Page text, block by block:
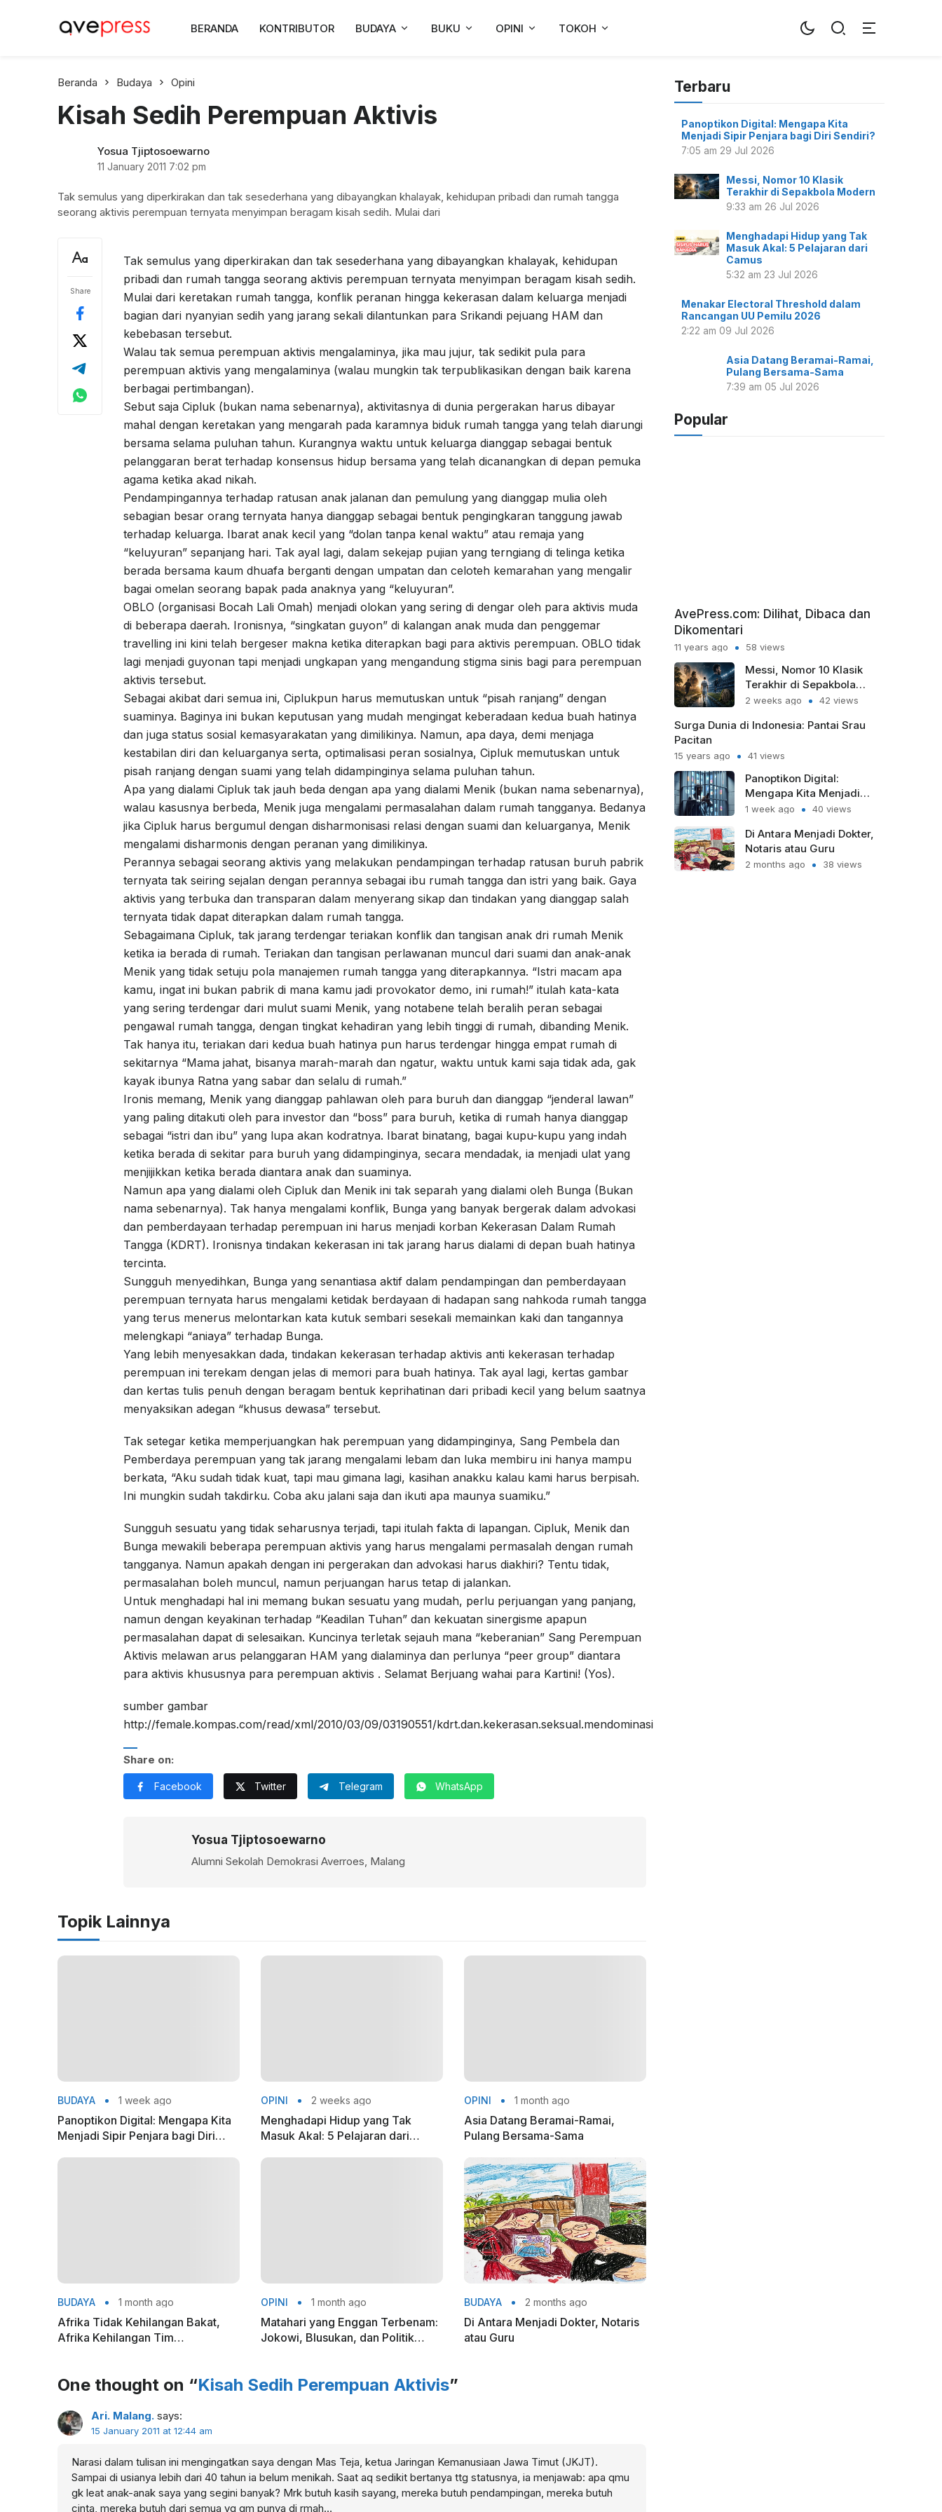
AvePress.com
Belajar dari Komentar
BERANDA KONTRIBUTOR BUDAYA BUKU OPINI TOKOH
Beranda Budaya Opini
Kisah Sedih Perempuan Aktivis
Yosua Tjiptosoewarno
11 January 2011 7:02 pm
Tak semulus yang diperkirakan dan tak sesederhana yang dibayangkan khalayak, kehidupan pribadi dan rumah tangga
seorang aktivis perempuan ternyata menyimpan beragam kisah sedih. Mulai dari
Share
Tak semulus yang diperkirakan dan tak sesederhana yang dibayangkan khalayak, kehidupan
pribadi dan rumah tangga seorang aktivis perempuan ternyata menyimpan beragam kisah sedih.
Mulai dari keretakan rumah tangga, konflik peranan hingga kekerasan dalam keluarga menjadi
bagian dari nyanyian sedih yang jarang sekali dilantunkan para Srikandi pejuang HAM dan
kebebasan tersebut.
Walau tak semua perempuan aktivis mengalaminya, jika mau jujur, tak sedikit pula para
perempuan aktivis yang mengalaminya (walau mungkin tak terpublikasikan dengan baik karena
berbagai pertimbangan).
Sebut saja Cipluk (bukan nama sebenarnya), aktivitasnya di dunia pergerakan harus dibayar
mahal dengan keretakan yang mengarah pada karamnya biduk rumah tangga yang telah diarungi
bersama selama puluhan tahun. Kurangnya waktu untuk keluarga dianggap sebagai bentuk
pelanggaran berat terhadap konsensus hidup bersama yang telah dicanangkan di depan pemuka
agama ketika akad nikah.
Pendampingannya terhadap ratusan anak jalanan dan pemulung yang dianggap mulia oleh
sebagian besar orang ternyata hanya dianggap sebagai bentuk pengingkaran tanggung jawab
terhadap keluarga. Ibarat anak kecil yang “dolan tanpa kenal waktu” atau remaja yang
“keluyuran” sepanjang hari. Tak ayal lagi, dalam sekejap pujian yang terngiang di telinga ketika
berada bersama kaum dhuafa berganti dengan umpatan dan celoteh kemarahan yang mengalir
bagai omelan seorang bapak pada anaknya yang “keluyuran”.
OBLO (organisasi Bocah Lali Omah) menjadi olokan yang sering di dengar oleh para aktivis muda
di beberapa daerah. Ironisnya, “singkatan guyon” di kalangan anak muda dan penggemar
travelling ini kini telah bergeser makna ketika diterapkan bagi para aktivis perempuan. OBLO tidak
lagi menjadi guyonan tapi menjadi ungkapan yang mengandung stigma sinis bagi para perempuan
aktivis tersebut.
Sebagai akibat dari semua ini, Ciplukpun harus memutuskan untuk “pisah ranjang” dengan
suaminya. Baginya ini bukan keputusan yang mudah mengingat keberadaan kedua buah hatinya
dan juga status sosial kemasyarakatan yang dimilikinya. Namun, apa daya, demi menjaga
kestabilan diri dan keluarganya serta, optimalisasi peran sosialnya, Cipluk memutuskan untuk
pisah ranjang dengan suami yang telah didampinginya selama puluhan tahun.
Apa yang dialami Cipluk tak jauh beda dengan apa yang dialami Menik (bukan nama sebenarnya),
walau kasusnya berbeda, Menik juga mengalami permasalahan dalam rumah tangganya. Bedanya
jika Cipluk harus bergumul dengan disharmonisasi relasi dengan suami dan keluarganya, Menik
mengalami disharmonis dengan peranan yang dimilikinya.
Perannya sebagai seorang aktivis yang melakukan pendampingan terhadap ratusan buruh pabrik
ternyata tak seiring sejalan dengan perannya sebagai ibu rumah tangga dan istri yang baik. Gaya
aktivis yang terbuka dan transparan dalam menyerang sikap dan tindakan yang dianggap salah
ternyata tidak dapat diterapkan dalam rumah tangga.
Sebagaimana Cipluk, tak jarang terdengar teriakan konflik dan tangisan anak dri rumah Menik
ketika ia berada di rumah. Teriakan dan tangisan perlawanan muncul dari suami dan anak-anak
Menik yang tidak setuju pola manajemen rumah tangga yang diterapkannya. “Istri macam apa
kamu, ingat ini bukan pabrik di mana kamu jadi provokator demo, ini rumah!” itulah kata-kata
yang sering terdengar dari mulut suami Menik, yang notabene telah beralih peran sebagai
pengawal rumah tangga, dengan tingkat kehadiran yang lebih tinggi di rumah, dibanding Menik.
Tak hanya itu, teriakan dari kedua buah hatinya pun harus terdengar hingga empat rumah di
sekitarnya “Mama jahat, bisanya marah-marah dan ngatur, waktu untuk kami saja tidak ada, gak
kayak ibunya Ratna yang sabar dan selalu di rumah.”
Ironis memang, Menik yang dianggap pahlawan oleh para buruh dan dianggap “jenderal lawan”
yang paling ditakuti oleh para investor dan “boss” para buruh, ketika di rumah hanya dianggap
sebagai “istri dan ibu” yang lupa akan kodratnya. Ibarat binatang, bagai kupu-kupu yang indah
ketika berada di sekitar para buruh yang didampinginya, secara mendadak, ia menjadi ulat yang
menjijikkan ketika berada diantara anak dan suaminya.
Namun apa yang dialami oleh Cipluk dan Menik ini tak separah yang dialami oleh Bunga (Bukan
nama sebenarnya). Tak hanya mengalami konflik, Bunga yang banyak bergerak dalam advokasi
dan pemberdayaan terhadap perempuan ini harus menjadi korban Kekerasan Dalam Rumah
Tangga (KDRT). Ironisnya tindakan kekerasan ini tak jarang harus dialami di depan buah hatinya
tercinta.
Sungguh menyedihkan, Bunga yang senantiasa aktif dalam pendampingan dan pemberdayaan
perempuan ternyata harus mengalami ketidak berdayaan di hadapan sang nahkoda rumah tangga
yang terus menerus melontarkan kata kutuk sembari sesekali memainkan kaki dan tangannya
melengkapi “aniaya” terhadap Bunga.
Yang lebih menyesakkan dada, tindakan kekerasan terhadap aktivis anti kekerasan terhadap
perempuan ini terekam dengan jelas di memori para buah hatinya. Tak ayal lagi, kertas gambar
dan kertas tulis penuh dengan beragam bentuk keprihatinan dari pribadi kecil yang belum saatnya
menyaksikan adegan “khusus dewasa” tersebut.
Tak setegar ketika memperjuangkan hak perempuan yang didampinginya, Sang Pembela dan
Pemberdaya perempuan yang tak jarang mengalami lebam dan luka membiru ini hanya mampu
berkata, “Aku sudah tidak kuat, tapi mau gimana lagi, kasihan anakku kalau kami harus berpisah.
Ini mungkin sudah takdirku. Coba aku jalani saja dan ikuti apa maunya suamiku.”
Sungguh sesuatu yang tidak seharusnya terjadi, tapi itulah fakta di lapangan. Cipluk, Menik dan
Bunga mewakili beberapa perempuan aktivis yang harus mengalami permasalah dengan rumah
tangganya. Namun apakah dengan ini pergerakan dan advokasi harus diakhiri? Tentu tidak,
permasalahan boleh muncul, namun perjuangan harus tetap di jalankan.
Untuk menghadapi hal ini memang bukan sesuatu yang mudah, perlu perjuangan yang panjang,
namun dengan keyakinan terhadap “Keadilan Tuhan” dan kekuatan sinergisme apapun
permasalahan dapat di selesaikan. Kuncinya terletak sejauh mana “keberanian” Sang Perempuan
Aktivis melawan arus pelanggaran HAM yang dialaminya dan perlunya “peer group” diantara
para aktivis khususnya para perempuan aktivis . Selamat Berjuang wahai para Kartini! (Yos).
sumber gambar
http://female.kompas.com/read/xml/2010/03/09/03190551/kdrt.dan.kekerasan.seksual.mendominasi
Share on:
Facebook Twitter Telegram WhatsApp
Yosua Tjiptosoewarno
Alumni Sekolah Demokrasi Averroes, Malang
Topik Lainnya
BUDAYA 1 week ago
Panoptikon Digital: Mengapa Kita
Menjadi Sipir Penjara bagi Diri
OPINI 2 weeks ago
Menghadapi Hidup yang Tak
Masuk Akal: 5 Pelajaran dari
OPINI 1 month ago
Asia Datang Beramai-Ramai,
Pulang Bersama-Sama
BUDAYA 1 month ago
Afrika Tidak Kehilangan Bakat,
Afrika Kehilangan Tim
OPINI 1 month ago
Matahari yang Enggan Terbenam:
Jokowi, Blusukan, dan Politik
BUDAYA 2 months ago
Di Antara Menjadi Dokter, Notaris
atau Guru
One thought on “Kisah Sedih Perempuan Aktivis”
Ari. Malang. says:
15 January 2011 at 12:44 am
Narasi dalam tulisan ini mengingatkan saya dengan Mas Teja, ketua Jaringan Kemanusiaan Jawa Timut (JKJT).
Sampai di usianya lebih dari 40 tahun ia belum menikah. Saat aq sedikit bertanya ttg statusnya, ia menjawab: apa qmu
gk leat anak-anak saya yang segini banyak? Mrk butuh kasih sayang, mereka butuh pendampingan, mereka butuh
cinta, mereka butuh dari semua yg qm punya di rmah…
Terbaru
Panoptikon Digital: Mengapa Kita
Menjadi Sipir Penjara bagi Diri Sendiri?
7:05 am 29 Jul 2026
Messi, Nomor 10 Klasik
Terakhir di Sepakbola Modern
9:33 am 26 Jul 2026
Menghadapi Hidup yang Tak
Masuk Akal: 5 Pelajaran dari
Camus
5:32 am 23 Jul 2026
Menakar Electoral Threshold dalam
Rancangan UU Pemilu 2026
2:22 am 09 Jul 2026
Asia Datang Beramai-Ramai,
Pulang Bersama-Sama
7:39 am 05 Jul 2026
Popular
AvePress.com: Dilihat, Dibaca dan
Dikomentari
11 years ago 58 views
Messi, Nomor 10 Klasik
Terakhir di Sepakbola
Modern
2 weeks ago 42 views
Surga Dunia di Indonesia: Pantai Srau
Pacitan
15 years ago 41 views
Panoptikon Digital:
Mengapa Kita Menjadi
Sipir Penjara bagi Diri
1 week ago 40 views
Di Antara Menjadi Dokter,
Notaris atau Guru
2 months ago 38 views